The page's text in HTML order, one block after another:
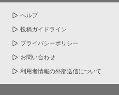
ヘルプ
投稿ガイドライン
プライバシーポリシー
お問い合わせ
利用者情報の外部送信について